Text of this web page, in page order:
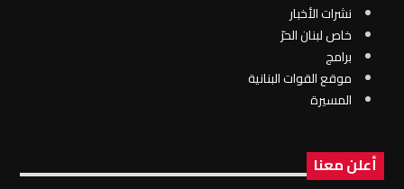
نشرات الأخبار
خاص لبنان الحرّ
برامج
موقع القوات البنانية
المسيرة
أعلن معنا